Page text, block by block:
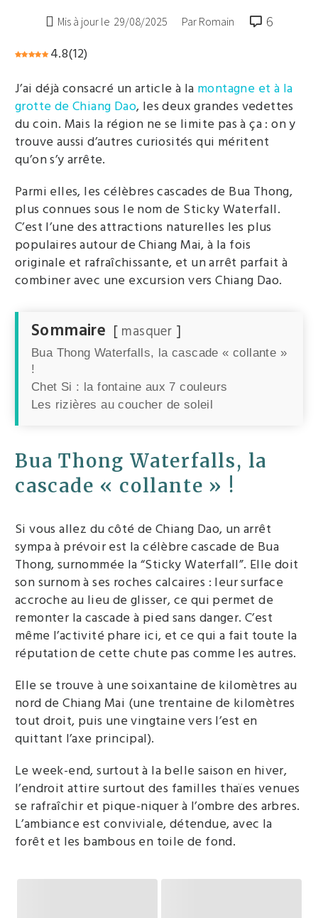
 Mis à jour le 29/08/2025 Par Romain
6
4.8(12)
J’ai déjà consacré un article à la montagne et à la
grotte de Chiang Dao, les deux grandes vedettes
du coin. Mais la région ne se limite pas à ça : on y
trouve aussi d’autres curiosités qui méritent
qu’on s’y arrête.
Parmi elles, les célèbres cascades de Bua Thong,
plus connues sous le nom de Sticky Waterfall.
C’est l’une des attractions naturelles les plus
populaires autour de Chiang Mai, à la fois
originale et rafraîchissante, et un arrêt parfait à
combiner avec une excursion vers Chiang Dao.
Sommaire masquer
Bua Thong Waterfalls, la cascade « collante »
!
Chet Si : la fontaine aux 7 couleurs
Les rizières au coucher de soleil
Bua Thong Waterfalls, la
cascade « collante » !
Si vous allez du côté de Chiang Dao, un arrêt
sympa à prévoir est la célèbre cascade de Bua
Thong, surnommée la “Sticky Waterfall”. Elle doit
son surnom à ses roches calcaires : leur surface
accroche au lieu de glisser, ce qui permet de
remonter la cascade à pied sans danger. C’est
même l’activité phare ici, et ce qui a fait toute la
réputation de cette chute pas comme les autres.
Elle se trouve à une soixantaine de kilomètres au
nord de Chiang Mai (une trentaine de kilomètres
tout droit, puis une vingtaine vers l’est en
quittant l’axe principal).
Le week-end, surtout à la belle saison en hiver,
l’endroit attire surtout des familles thaïes venues
se rafraîchir et pique-niquer à l’ombre des arbres.
L’ambiance est conviviale, détendue, avec la
forêt et les bambous en toile de fond.